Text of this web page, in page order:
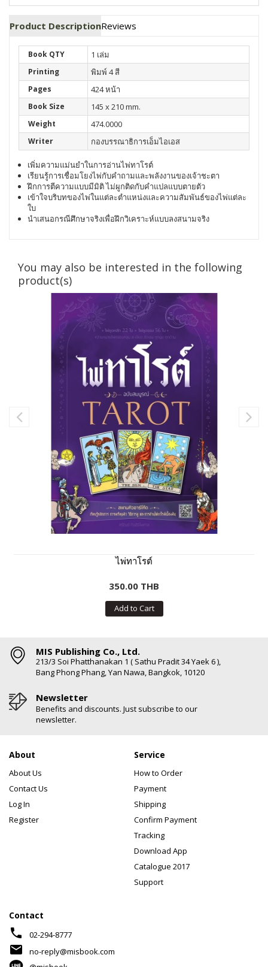
Product DescriptionReviews
Book QTY 1 เล่ม
Printing พิมพ์ 4 สี
Pages 424 หน้า
Book Size 145 x 210 mm.
Weight 474.0000
Writer กองบรรณาธิการเอ็มไอเอส
เพิ่มความแม่นยำในการอ่านไพ่ทาโรต์
เรียนรู้การเชื่อมโยงไพ่กับคำถามและพลังงานของเจ้าชะตา
ฝึกการตีความแบบมีมิติ ไม่ผูกติดกับคำแปลแบบตายตัว
เข้าใจบริบทของไพ่ในแต่ละตำแหน่งและความสัมพันธ์ของไพ่แต่ละ
ใบ
นำเสนอกรณีศึกษาจริงเพื่อฝึกวิเคราะห์แบบลงสนามจริง
You may also be interested in the following
product(s)
ไพ่ทาโรต์
350.00 THB
Add to Cart
MIS Publishing Co., Ltd.
213/3 Soi Phatthanakan 1 ( Sathu Pradit 34 Yaek 6 ),
Bang Phong Phang, Yan Nawa, Bangkok, 10120
Newsletter
Benefits and discounts. Just subscribe to our
newsletter.
About
About Us
Contact Us
Log In
Register
Service
How to Order
Payment
Shipping
Confirm Payment
Tracking
Download App
Catalogue 2017
Support
Contact
phone 02-294-8777
mail
no-reply@misbook.com